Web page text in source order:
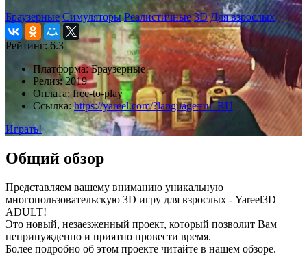
Браузерные Симуляторы Реалистичные 3D Для взрослых
Рейтинг:6.3
Платформа:Браузерные
Релиз:2019
Оплата:free-to-play
Ссылка: https://yareel.com/?language=ru_RU
Играть!
Общий обзор
Представляем вашему вниманию уникальную
многопользовательскую 3D игру для взрослых - Yareel3D
ADULT!
Это новый, незаезженный проект, который позволит Вам
непринужденно и приятно провести время.
Более подробно об этом проекте читайте в нашем обзоре.